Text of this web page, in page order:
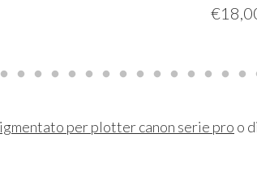
€
per plotter canon serie pro o di